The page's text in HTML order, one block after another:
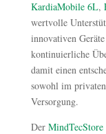
KardiaMobile 6L,
wertvolle
innovativen
kontinuierliche
damit einen
sowohl im
Versorgung.
Der MindTecStore